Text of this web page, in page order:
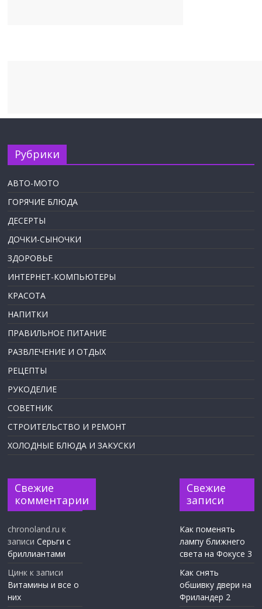
Рубрики
АВТО-МОТО
ГОРЯЧИЕ БЛЮДА
ДЕСЕРТЫ
ДОЧКИ-СЫНОЧКИ
ЗДОРОВЬЕ
ИНТЕРНЕТ-КОМПЬЮТЕРЫ
КРАСОТА
НАПИТКИ
ПРАВИЛЬНОЕ ПИТАНИЕ
РАЗВЛЕЧЕНИЕ И ОТДЫХ
РЕЦЕПТЫ
РУКОДЕЛИЕ
СОВЕТНИК
СТРОИТЕЛЬСТВО И РЕМОНТ
ХОЛОДНЫЕ БЛЮДА И ЗАКУСКИ
Свежие
комментарии
chronoland.ru к
записиСерьги с
бриллиантами
Цинк к записи
Витамины и все о
них
Свежие
записи
Как поменять
лампу ближнего
света на Фокусе 3
Как снять
обшивку двери на
Фриландер 2